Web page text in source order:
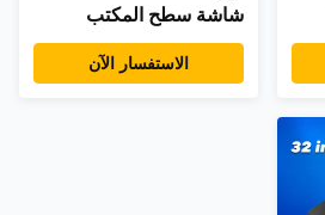
شاشة سطح المكتب
الألعاب AMD FreeSync
Premiumالاستفسار الآن